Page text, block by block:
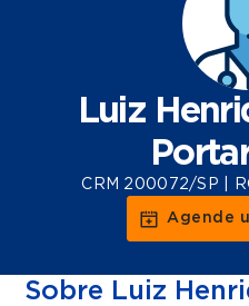
Luiz
CRM 200072/SP |
Agende
Sobre Luiz